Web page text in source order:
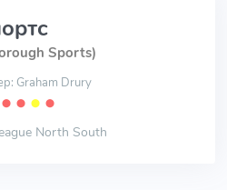
Sports)
Graham Drury
⬤ ⬤ ⬤ ⬤
North South